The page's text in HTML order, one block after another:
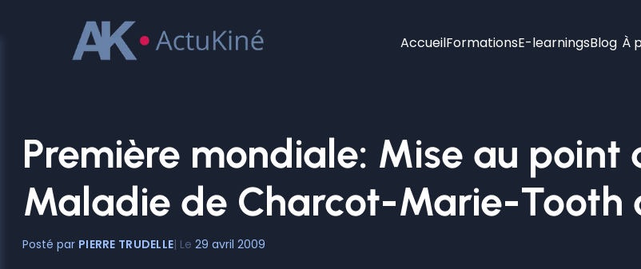
AccueilFormationsE-learningsBlog À
Première mondiale: Mise au point
Maladie de Charcot-Marie-Tooth
PIERRE TRUDELLE 29 avril 2009